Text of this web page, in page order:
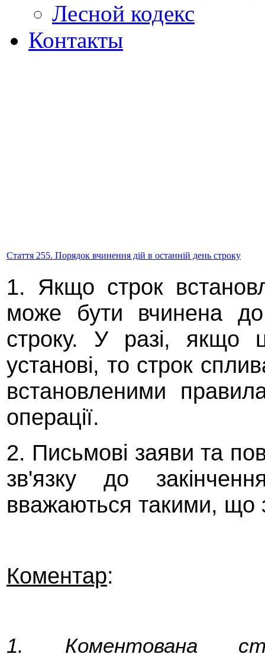
Лесной кодекс
Контакты
Стаття 255. Порядок вчинення дій в останній день строку
1. Якщо строк
може бути вчинена до
строку. У разі, якщо
установі, то строк
встановленими
операції.
2. Письмові заяви та
зв'язку до
вважаються такими, що
Коментар:
1. Коментована